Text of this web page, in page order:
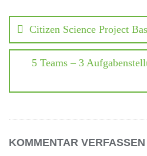
Citizen Science Project
5 Teams – 3
KOMMENTAR VERFASSEN